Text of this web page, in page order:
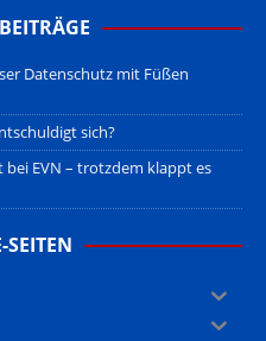
Datenschutz mit Füßen
sich?
bei EVN – trotzdem klappt es
SEITEN